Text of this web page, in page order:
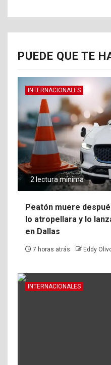
PUEDE QUE TE
INTERNACIONALES
2 lectura mínima
Peatón muere
lo atropellara y lo
en Dallas
7 horas atrás Eddy
INTERNACIONALES